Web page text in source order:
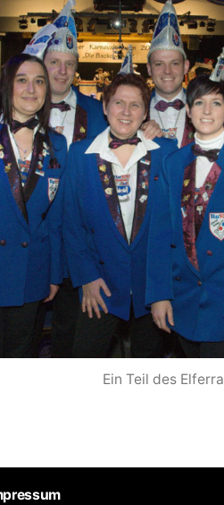
Ein Teil des